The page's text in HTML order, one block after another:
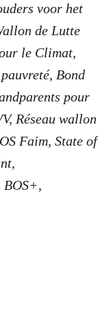
voor het
de Lutte
le Climat,
Bond
pour
Réseau wallon
Faim, State of